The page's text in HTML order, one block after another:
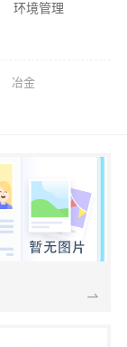
环境管理
冶金